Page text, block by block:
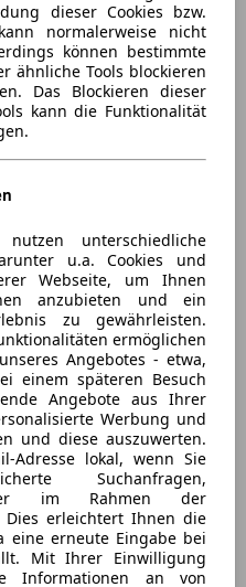
dieser Cookies bzw.
normalerweise nicht
können bestimmte
ähnliche Tools blockieren
Das Blockieren dieser
kann die Funktionalität
unterschiedliche
u.a. Cookies und
Webseite, um Ihnen
anzubieten und ein
zu gewährleisten.
ermöglichen
Angebotes - etwa,
einem späteren Besuch
Angebote aus Ihrer
Werbung und
und diese auszuwerten.
Adresse lokal, wenn Sie
Suchanfragen,
im Rahmen der
Dies erleichtert Ihnen die
eine erneute Eingabe bei
Mit Ihrer Einwilligung
Informationen an von